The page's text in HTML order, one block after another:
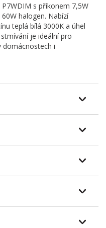
s příkonem 7,5W
halogen. Nabízí
teplá bílá 3000K a úhel
je ideální pro
i